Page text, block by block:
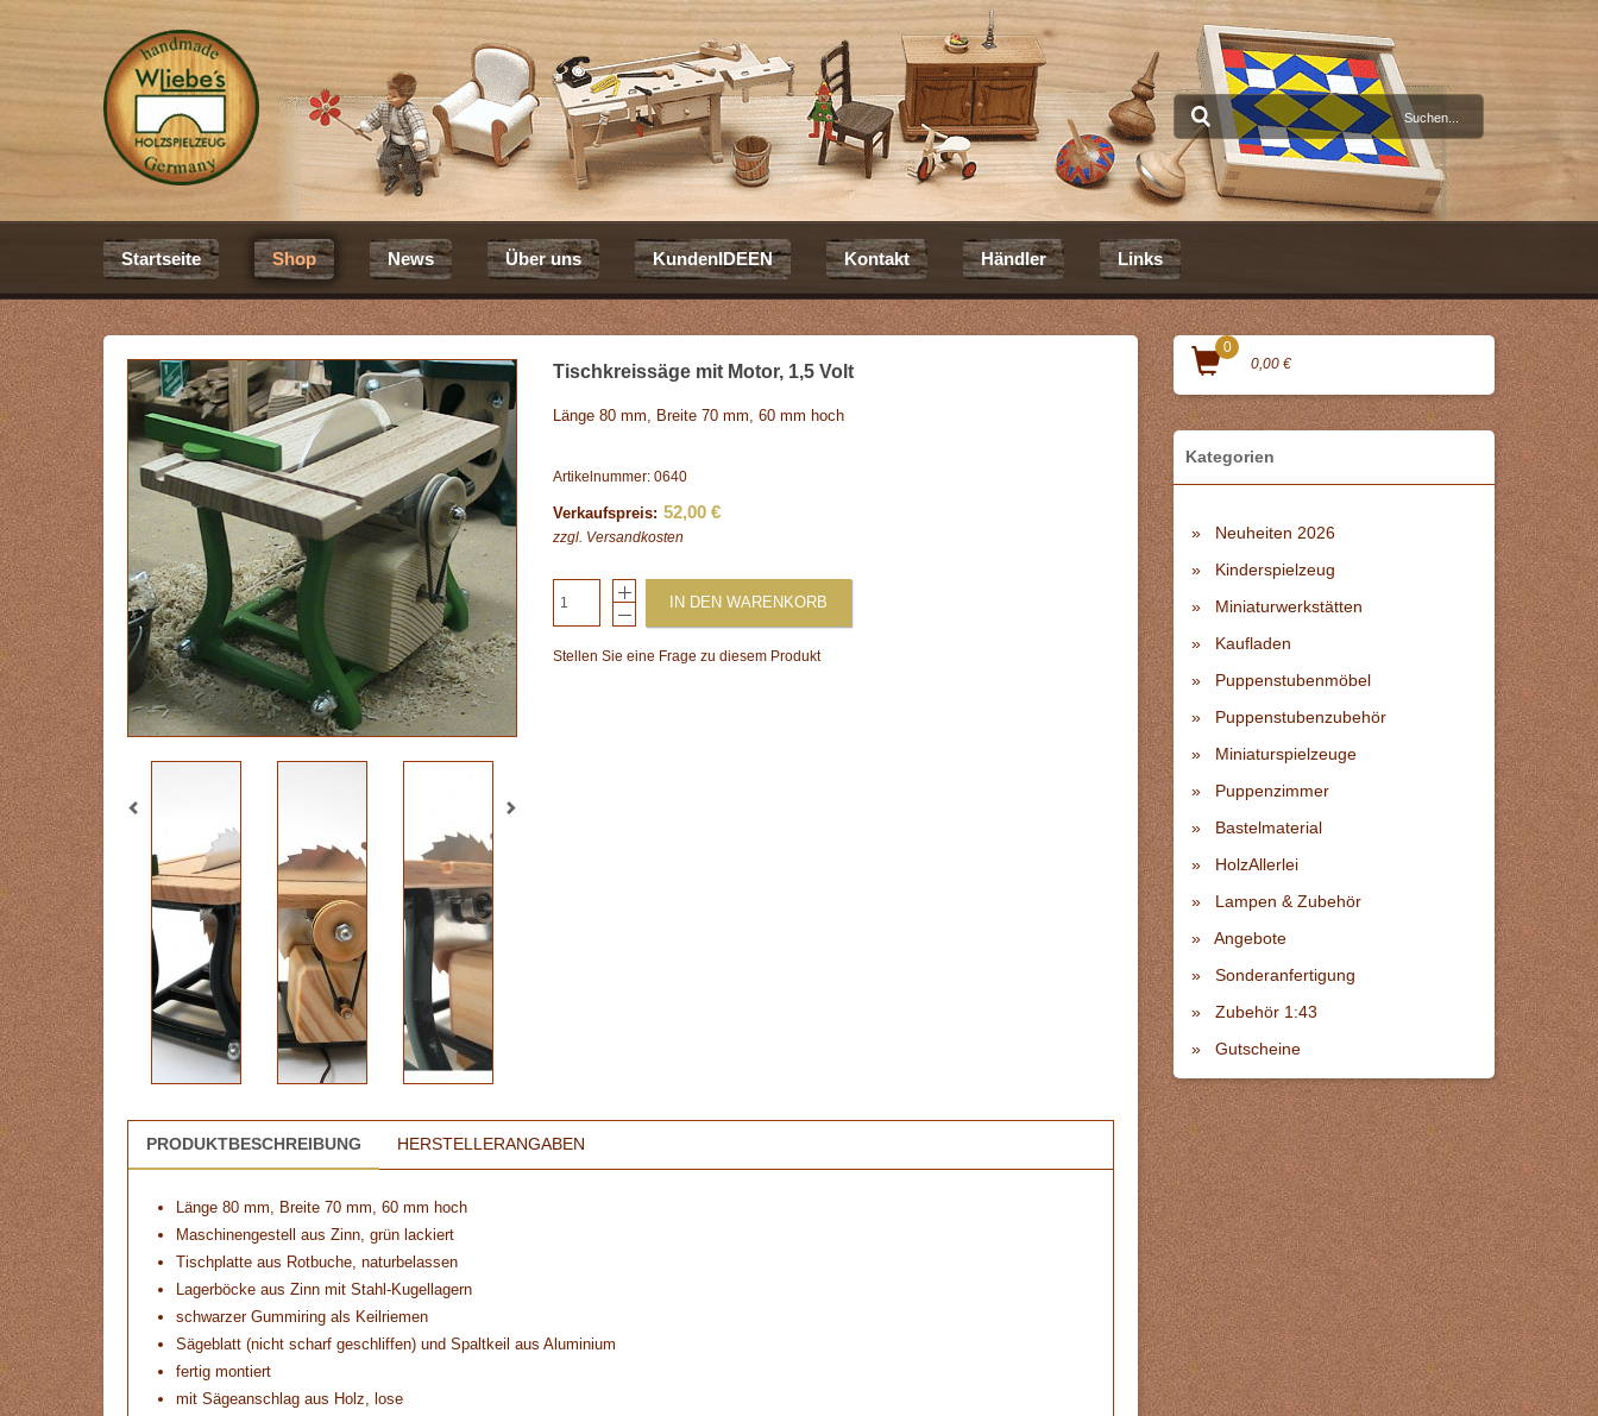
Startseite Shop News Über uns KundenIDEEN Kontakt Händler Links
Tischkreissäge mit Motor, 1,5 Volt
Länge 80 mm, Breite 70 mm, 60 mm hoch
Artikelnummer: 0640
Verkaufspreis: 52,00 €
zzgl. Versandkosten
IN DEN WARENKORB
Stellen Sie eine Frage zu diesem Produkt
PRODUKTBESCHREIBUNG HERSTELLERANGABEN
Länge 80 mm, Breite 70 mm, 60 mm hoch
Maschinengestell aus Zinn, grün lackiert
Tischplatte aus Rotbuche, naturbelassen
Lagerböcke aus Zinn mit Stahl-Kugellagern
schwarzer Gummiring als Keilriemen
Sägeblatt (nicht scharf geschliffen) und Spaltkeil aus Aluminium
fertig montiert
mit Sägeanschlag aus Holz, lose
0
0,00 €
Kategorien
Neuheiten 2026
Kinderspielzeug
Miniaturwerkstätten
Kaufladen
Puppenstubenmöbel
Puppenstubenzubehör
Miniaturspielzeuge
Puppenzimmer
Bastelmaterial
HolzAllerlei
Lampen & Zubehör
Angebote
Sonderanfertigung
Zubehör 1:43
Gutscheine